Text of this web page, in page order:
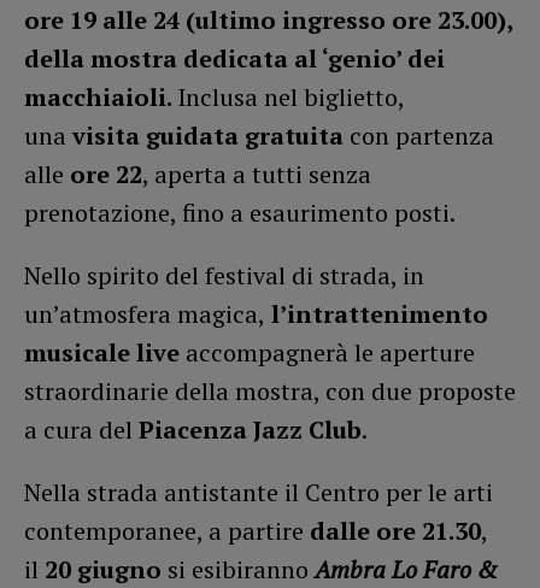
ore 19 alle 24 (ultimo ingresso ore 23.00),
della mostra dedicata al ‘genio’ dei
macchiaioli. Inclusa nel biglietto,
una visita guidata gratuita con partenza
alle ore 22, aperta a tutti senza
prenotazione, fino a esaurimento posti.
Nello spirito del festival di strada, in
un’atmosfera magica, l’intrattenimento
musicale live accompagnerà le aperture
straordinarie della mostra, con due proposte
a cura del Piacenza Jazz Club.
Nella strada antistante il Centro per le arti
contemporanee, a partire dalle ore 21.30,
il 20 giugno si esibirannoAmbra Lo Faro &